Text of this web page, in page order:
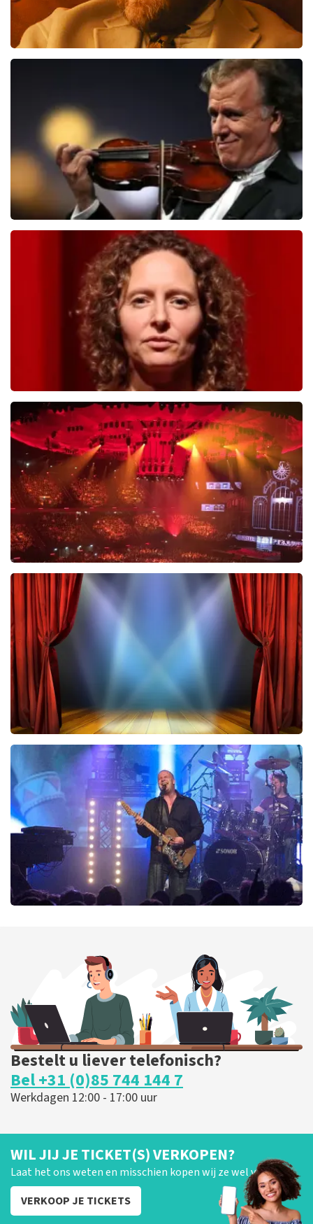
BESTEL NU
Andre Rieu
laatste 30 minuten
BESTEL NU
Esther van der Voort
488laatste 30 minuten
BESTEL NU
Vrienden Van Amstel Live
423 laatste 30 minuten
BESTEL NU
40 45 De Musical
290laatste 30 minuten
BESTEL NU
BESTEL NU
Bestelt u liever telefonisch?
Bel +31 (0)85 744 144 7
Werkdagen 12:00 - 17:00 uur
WIL JIJ JE TICKET(S) VERKOPEN?
Laat het ons weten en misschien kopen wij ze wel van je!
VERKOOP JE TICKETS